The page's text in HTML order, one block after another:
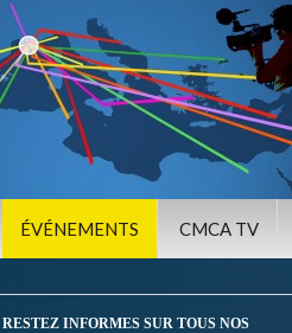
ÉVÉNEMENTS CMCA TV
RESTEZ INFORMES SUR TOUS NOS